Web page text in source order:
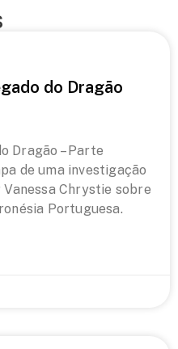
do Dragão
Dragão – Parte
de uma investigação
Chrystie sobre
Portuguesa.